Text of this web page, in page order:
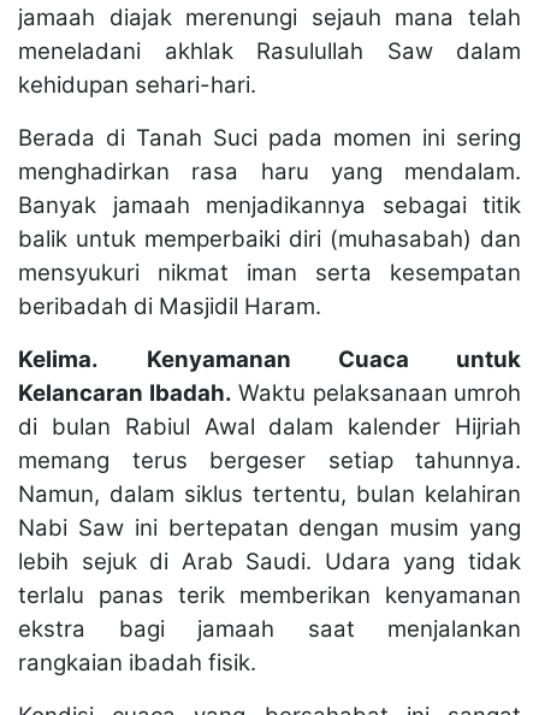
jamaah diajak merenungi sejauh mana telah
meneladani akhlak Rasulullah Saw dalam
kehidupan sehari-hari.
Berada di Tanah Suci pada momen ini sering
menghadirkan rasa haru yang mendalam.
Banyak jamaah menjadikannya sebagai titik
balik untuk memperbaiki diri (muhasabah) dan
mensyukuri nikmat iman serta kesempatan
beribadah di Masjidil Haram.
Kelima.
Kenyamanan Cuaca untuk
Kelancaran Ibadah. Waktu pelaksanaan umroh
di bulan Rabiul Awal dalam kalender Hijriah
memang terus bergeser setiap tahunnya.
Namun, dalam siklus tertentu, bulan kelahiran
Nabi Saw ini bertepatan dengan musim yang
lebih sejuk di Arab Saudi. Udara yang tidak
terlalu panas terik memberikan kenyamanan
ekstra bagi jamaah saat menjalankan
rangkaian ibadah fisik.